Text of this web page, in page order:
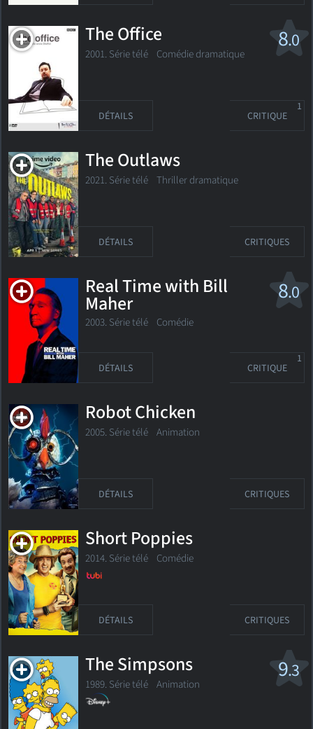
8.0
The Office
2001. Série télé Comédie dramatique
DÉTAILS CRITIQUE
1
The Outlaws
2021. Série télé Thriller dramatique
DÉTAILS CRITIQUES
8.0
Real Time with Bill
Maher
2003. Série télé Comédie
DÉTAILS CRITIQUE
1
Robot Chicken
2005. Série télé Animation
DÉTAILS CRITIQUES
Short Poppies
2014. Série télé Comédie
DÉTAILS CRITIQUES
9.3
The Simpsons
1989. Série télé Animation